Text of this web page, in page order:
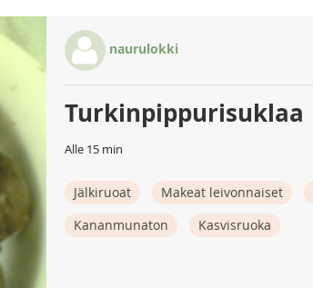
naurulokki
Turkinpippurisuklaa
Alle 15 min
Jälkiruoat Makeat leivonnaiset
Kananmunaton
Kasvisruoka